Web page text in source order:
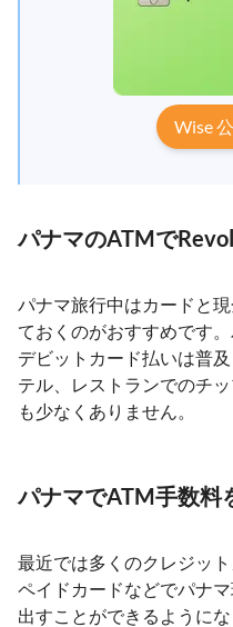
Wise
パナマのATMで
パナマ旅行中はカードと
ておくのがおすすめです
デビットカード払いは普
テル、レストランでのチ
も少なくありません。
パナマでATM手数料
最近では多くのクレジッ
ペイドカードなどでパナ
出すことができるように